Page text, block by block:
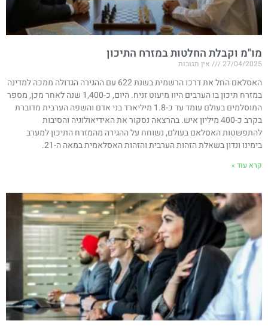
מו"מ וקבלת החלטות במזרח התיכון
27/04/2025 אין תגובות
האסלאם החל את דרכו הרשמית בשנת 622 עם ההגירה הגדולה ממכה למדינה
במזרח תיכון בו הערבים היוו מיעוט זניח. היום, כ-1,400 שנה לאחר מכן, מספר
המוסלמים בעולם עומד עד כ-1.8 מיליארד בני אדם והשפה הערבית מדוברת
בקרב כ-400 מיליון איש. בהרצאה נסקור את האידיאולוגיה והסיבות
להתפשטות האסלאם בעולם, נשוחח על ההגירה מהמזרח התיכון למערב
בימינו ונדון בשאלת הזהות הערבית והזהות האסלאמית במאה ה-21.
קרא עוד »